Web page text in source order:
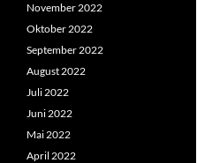
November 2022
Oktober 2022
September 2022
August 2022
Juli 2022
Juni 2022
Mai 2022
April 2022